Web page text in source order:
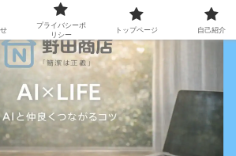
プライバシーポ
リシー
トップページ 自己紹介